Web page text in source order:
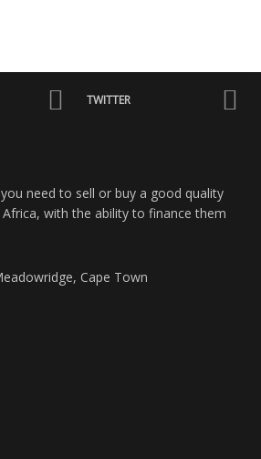
TWITTER
need to sell or buy a good quality
with the ability to finance them
Cape Town